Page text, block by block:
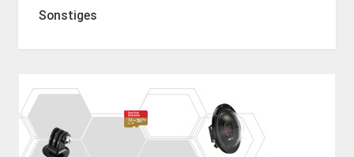
Sonstiges